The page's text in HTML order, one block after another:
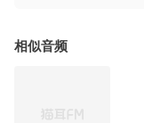
相似音频